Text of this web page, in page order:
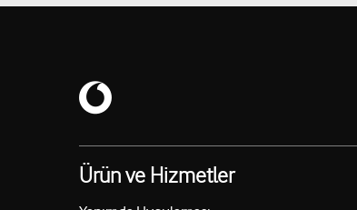
Ürün ve Hizmetler